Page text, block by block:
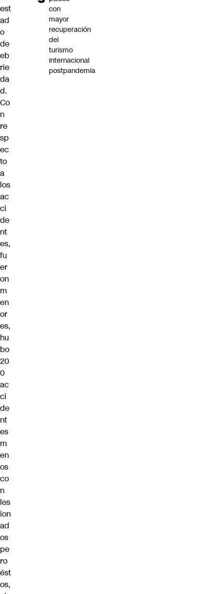
est
ad
o
de
eb
rie
da
d.
Co
n
re
sp
ec
to
a
los
ac
ci
de
nt
es,
fu
er
on
m
en
or
es,
hu
bo
20
0
ac
ci
de
nt
es
m
en
os
co
n
les
ion
ad
os
pe
ro
ést
os,
con
mayor
recuperación
del
turismo
internacional
postpandemia